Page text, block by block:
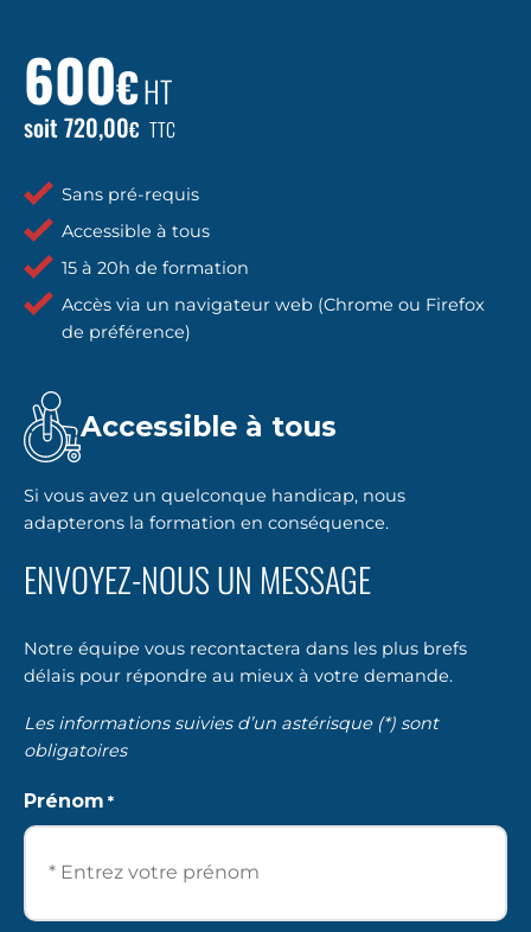
600€HT
soit 720,00€ TTC
Sans pré-requis
Accessible à tous
15 à 20h de formation
Accès via un navigateur web (Chrome ou Firefox
de préférence)
Accessible à tous
Si vous avez un quelconque handicap, nous
adapterons la formation en conséquence.
ENVOYEZ-NOUS UN MESSAGE
Notre équipe vous recontactera dans les plus brefs
délais pour répondre au mieux à votre demande.
Les informations suivies d’un astérisque (*) sont
obligatoires
Prénom *